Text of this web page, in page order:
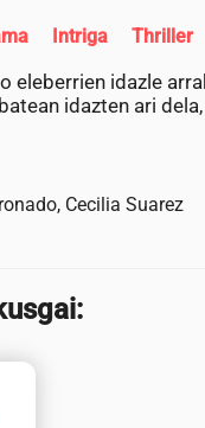
Intriga Thriller
eleberrien idazle
idazten ari
Cecilia Suarez